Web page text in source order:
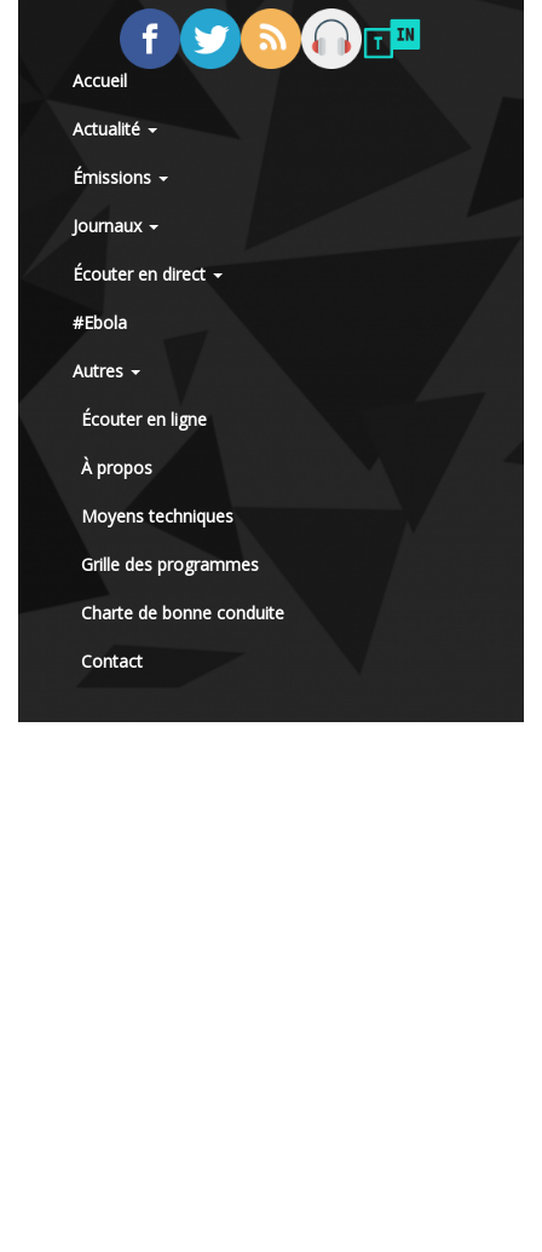
Accueil
Actualité
Émissions
Journaux
Écouter en direct
#Ebola
Autres
Écouter en ligne
À propos
Moyens techniques
Grille des programmes
Charte de bonne conduite
Contact